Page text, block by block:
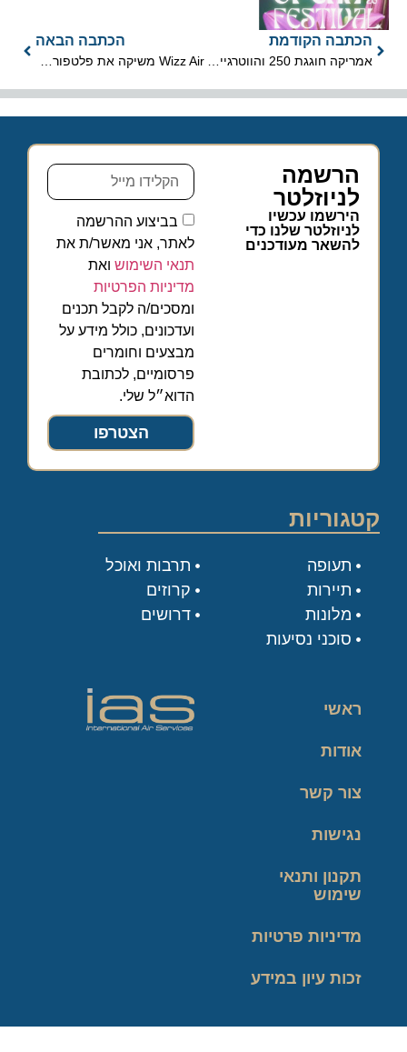
הכתבה הקודמת
אמריקה חוגגת 250 והווטרגייט עדיין משדר דרמה
הכתבה הבאה
Wizz Air משיקה את פלטפורמת ה-AI החדשה WIZZ HOLIDAYS
הרשמה
לניוזלטר
הירשמו עכשיו
לניוזלטר שלנו כדי
להשאר מעודכנים
בביצוע ההרשמה
לאתר, אני מאשר/ת את
תנאי השימושואת
מדיניות הפרטיות
ומסכים/ה לקבל תכנים
ועדכונים, כולל מידע על
מבצעים וחומרים
פרסומיים, לכתובת
הדוא״ל שלי.
הצטרפו
קטגוריות
תעופה
תיירות
מלונות
סוכני נסיעות
תרבות ואוכל
קרוזים
דרושים
ראשי
אודות
צור קשר
נגישות
תקנון ותנאי
שימוש
מדיניות פרטיות
זכות עיון במידע